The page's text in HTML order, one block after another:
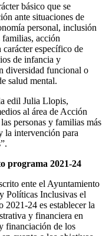
básico que se
ante situaciones de
personal, inclusión
acción
específico de
de infancia y
diversidad funcional o
salud mental.
edil Julia Llopis,
al área de Acción
personas y familias más
la intervención para
programa 2021-24
ente el Ayuntamiento
Políticas Inclusivas el
2021-24 es establecer la
y financiera en
financiación de los